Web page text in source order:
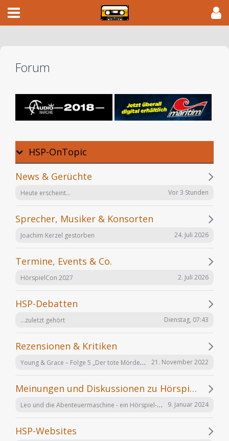
Forum
HSP-OnTopic
News & Gerüchte
Heute erscheint... Vor 3 Stunden
Sprecher, Musiker & Konsorten
Joachim Kerzel gestorben 24. Juli 2026
Termine, Events & Co.
HörspielCon 2027 2. Juli 2026
HSP-Debatten
...zuletzt gehört Dienstag, 07:43
Rezensionen & Kritiken
Young & Grace – Folge 5 „Der tote Mörder“ von TOS Hörfabrik 21. November 2022
Meinungen und Diskussionen zu Hörspielen und Hörbüchern
Leo und die Abenteuermaschine - ein Hörspiel-Desaster mit Happy End 9. Januar 2024
HSP-Websites